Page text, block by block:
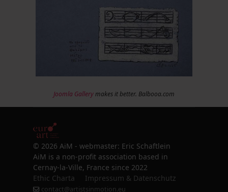
Joomla Gallerymakes it better. Balbooa.com
© 2026 AiM - webmaster: Eric Schaftlein
AiM is a non-profit association based in
Cernay-la-Ville, France since 2022
Ethic Charta
Impressum & Datenschutz
contact@artistsinmotion.eu